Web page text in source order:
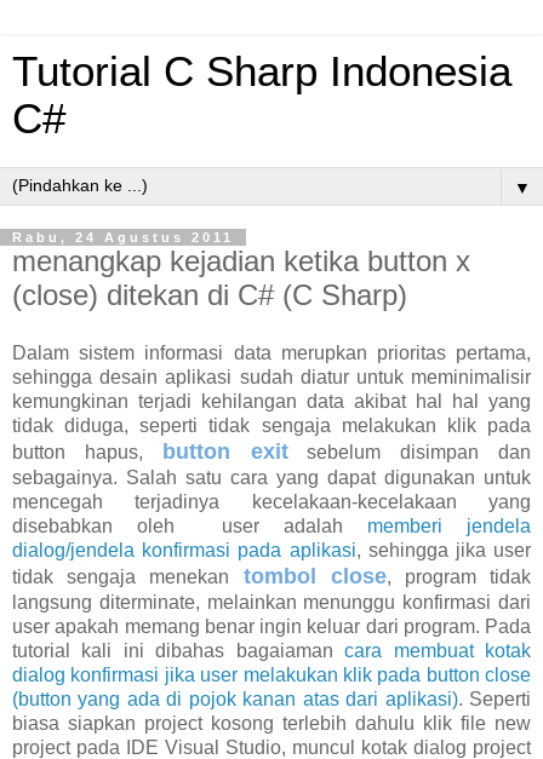
Tutorial C Sharp Indonesia
C#
▼
Rabu, 24 Agustus 2011
menangkap kejadian ketika button x
(close) ditekan di C# (C Sharp)
Dalam sistem informasi data merupkan prioritas pertama,
sehingga desain aplikasi sudah diatur untuk meminimalisir
kemungkinan terjadi kehilangan data akibat hal hal yang
tidak diduga, seperti tidak sengaja melakukan klik pada
button hapus, button exitsebelum disimpan dan
sebagainya. Salah satu cara yang dapat digunakan untuk
mencegah terjadinya kecelakaan-kecelakaan yang
disebabkan oleh user adalah memberi jendela
dialog/jendela konfirmasi pada aplikasi, sehingga jika user
tidak sengaja menekan tombol close, program tidak
langsung diterminate, melainkan menunggu konfirmasi dari
user apakah memang benar ingin keluar dari program. Pada
tutorial kali ini dibahas bagaiamancara membuat kotak
dialog konfirmasi jika user melakukan klik pada button close
(button yang ada di pojok kanan atas dari aplikasi). Seperti
biasa siapkan project kosong terlebih dahulu klik file new
project pada IDE Visual Studio, muncul kotak dialog project